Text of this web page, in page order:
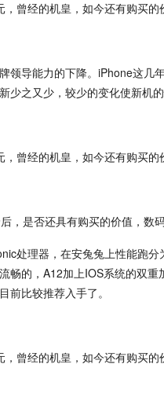
领导能力的下降。iPhone这几
少之又少，较少的变化使新机的
，是否还具有购买的价值，数
处理器，在安兔兔上性能跑
畅的，A12加上IOS系统的双
前比较推荐入手了。